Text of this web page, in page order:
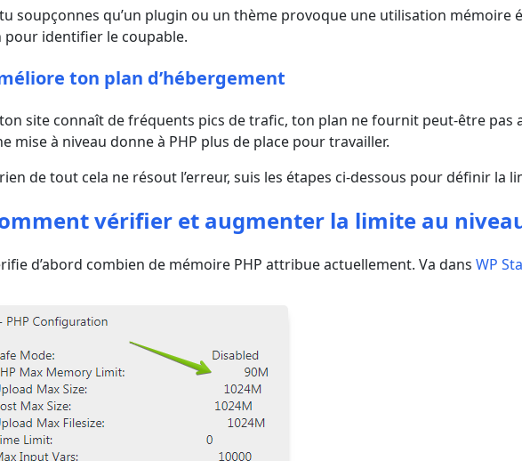
soupçonnes qu’un plugin ou un thème provoque une utilisation mémoire
pour identifier le coupable.
ton plan d’hébergement
site connaît de fréquents pics de trafic, ton plan ne fournit peut-être pas
mise à niveau donne à PHP plus de place pour travailler.
de tout cela ne résout l’erreur, suis les étapes ci-dessous pour définir la
vérifier et augmenter la limite au
d’abord combien de mémoire PHP attribue actuellement. Va dansWP